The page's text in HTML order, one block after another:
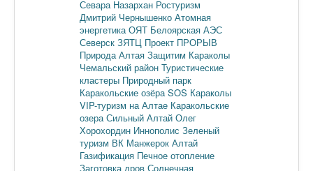
Севара Назархан Ростуризм
Дмитрий Чернышенко Атомная
энергетика ОЯТ Белоярская АЭС
Северск ЗЯТЦ Проект ПРОРЫВ
Природа Алтая Защитим Караколы
Чемальский район Туристические
кластеры Природный парк
Каракольские озёра SOS Караколы
VIP-туризм на Алтае Каракольские
озера Сильный Алтай Олег
Хорохордин Иннополис Зеленый
туризм ВК Манжерок Алтай
Газификация Печное отопление
Заготовка дров Солнечная